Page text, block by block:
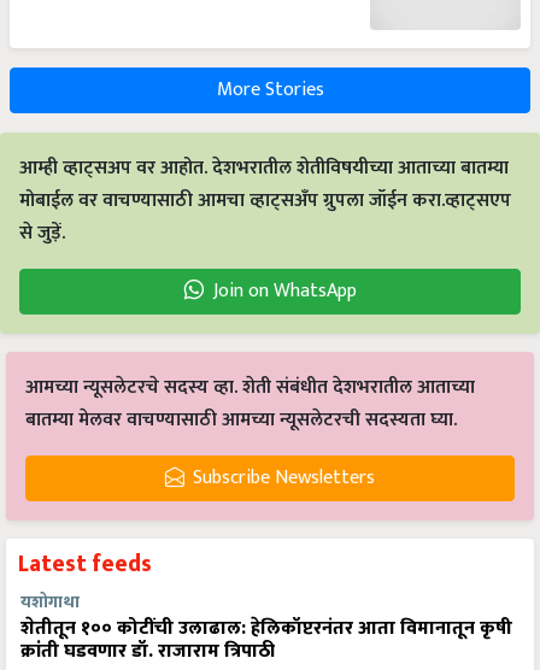
More Stories
आम्ही व्हाट्सअप वर आहोत. देशभरातील शेतीविषयीच्या आताच्या बातम्या
मोबाईल वर वाचण्यासाठी आमचा व्हाट्सअँप ग्रुपला जॉईन करा.व्हाट्सएप
से जुड़ें.
Join on WhatsApp
आमच्या न्यूसलेटरचे सदस्य व्हा. शेती संबंधीत देशभरातील आताच्या
बातम्या मेलवर वाचण्यासाठी आमच्या न्यूसलेटरची सदस्यता घ्या.
Subscribe Newsletters
Latest feeds
यशोगाथा
शेतीतून १०० कोटींची उलाढाल: हेलिकॉप्टरनंतर आता विमानातून कृषी
क्रांती घडवणार डॉ. राजाराम त्रिपाठी